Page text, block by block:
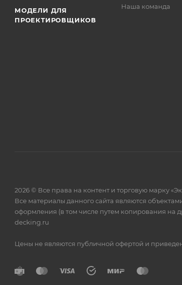
МОДЕЛИ ДЛЯ
ПРОЕКТИРОВЩИКОВ
Наша команда
2026 © Все права на контент и торговую марку
Все материалы данного сайта являются
оформления (в том числе путем копирования на
decking.ru
Цены не являются публичной офертой и